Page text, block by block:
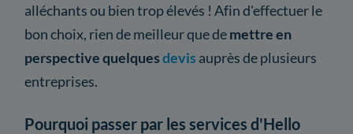
alléchants ou bien trop élevés ! Afin d'effectuer le
bon choix, rien de meilleur que demettre en
perspective quelquesdevis auprès de plusieurs
entreprises.
Pourquoi passer par les services d'Hello